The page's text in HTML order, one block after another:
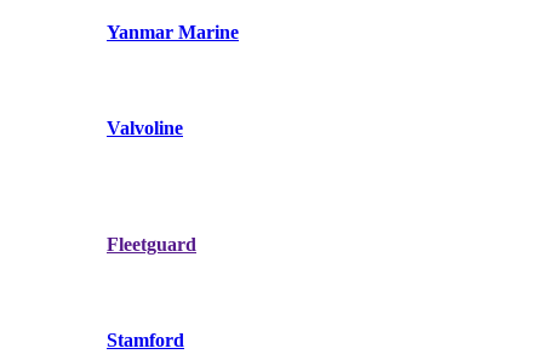
Yanmar Marine
Valvoline
Fleetguard
Stamford